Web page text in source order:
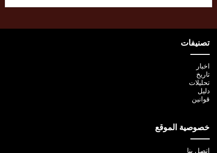
تصنيفات
اخبار
تاريخ
تحليلات
دليل
قوانين
خصوصية الموقع
اتصل بنا